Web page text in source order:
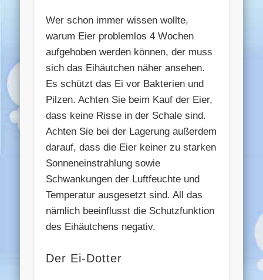
Wer schon immer wissen wollte,
warum Eier problemlos 4 Wochen
aufgehoben werden können, der muss
sich das Eihäutchen näher ansehen.
Es schützt das Ei vor Bakterien und
Pilzen. Achten Sie beim Kauf der Eier,
dass keine Risse in der Schale sind.
Achten Sie bei der Lagerung außerdem
darauf, dass die Eier keiner zu starken
Sonneneinstrahlung sowie
Schwankungen der Luftfeuchte und
Temperatur ausgesetzt sind. All das
nämlich beeinflusst die Schutzfunktion
des Eihäutchens negativ.
Der Ei-Dotter